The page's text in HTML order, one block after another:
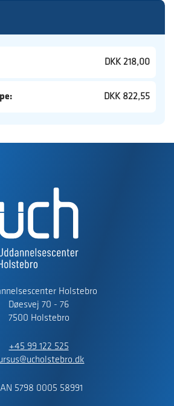
DKK 218,00
DKK 822,55
Holstebro
Døesvej 70 - 76
7500 Holstebro
+45 99 122 525
5798 0005 58991